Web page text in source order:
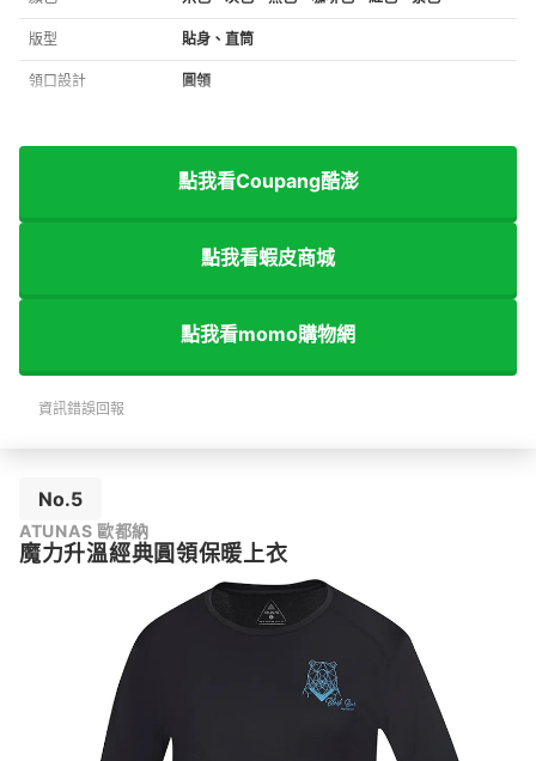
版型 貼身、直筒
領口設計 圓領
點我看Coupang酷澎
點我看蝦皮商城
點我看momo購物網
資訊錯誤回報
No.5
ATUNAS 歐都納
魔力升溫經典圓領保暖上衣